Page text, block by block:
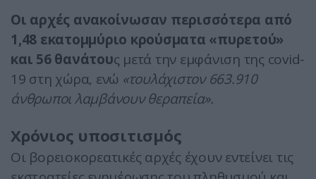
Οι αρχές ανακοίνωσαν περισσότερα από
1,48 εκατομμύριο κρούσματα «πυρετού»
και 56 θανάτους μετά την εμφάνιση της covid-
19 στη χώρα, ενώ «τουλάχιστον 663.910
άνθρωποι λαμβάνουν θεραπεία».
Χρόνιος υποσιτισμός
Οι βορειοκορεατικές αρχές έχουν εντείνει τις